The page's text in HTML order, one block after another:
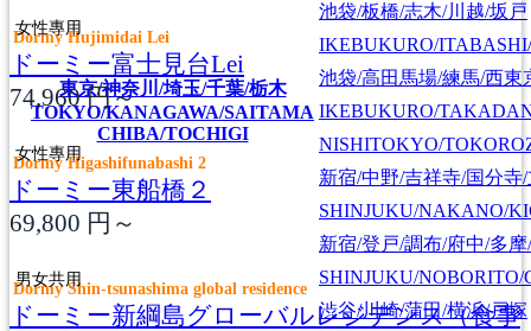
東京/神奈川/埼玉/千葉/栃木
TOKYO/KANAGAWA/SAITAMA
CHIBA/TOCHIGI
池袋/板橋/志木/川越/坂戸
IKEBUKURO/
池袋/高田馬場/練馬/西東
IKEBUKURO/
NISHITOKYO/
新宿/中野/吉祥寺/国分寺
SHINJUKU/NAKANO/
新宿/登戸/調布/府中/多
SHINJUKU/
渋谷/川崎/蒲田/横浜/戸塚
女性專用
Dormy Hujimidai Lei
ドーミー富士見台Lei
74,960円～
女性專用
Dormy Higashifunabashi 2
ドーミー東船橋２
69,800 円～
男女共用
Dormy Shin-tsunashima global residence
ドーミー新綱島グローバルレジデンス（食事